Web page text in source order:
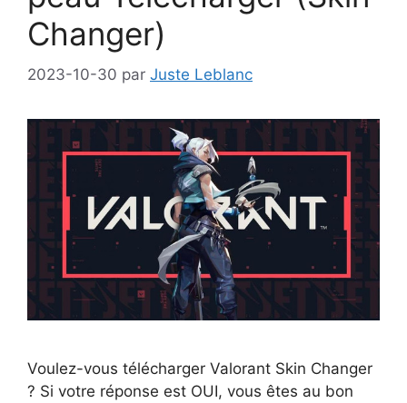
Changer)
2023-10-30 par Juste Leblanc
Voulez-vous télécharger Valorant Skin Changer
? Si votre réponse est OUI, vous êtes au bon